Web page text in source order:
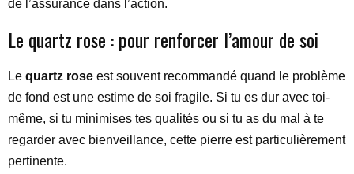
de l’assurance dans l’action.
Le quartz rose : pour renforcer l’amour de soi
Le quartz rose est souvent recommandé quand le problème
de fond est une estime de soi fragile. Si tu es dur avec toi-
même, si tu minimises tes qualités ou si tu as du mal à te
regarder avec bienveillance, cette pierre est particulièrement
pertinente.